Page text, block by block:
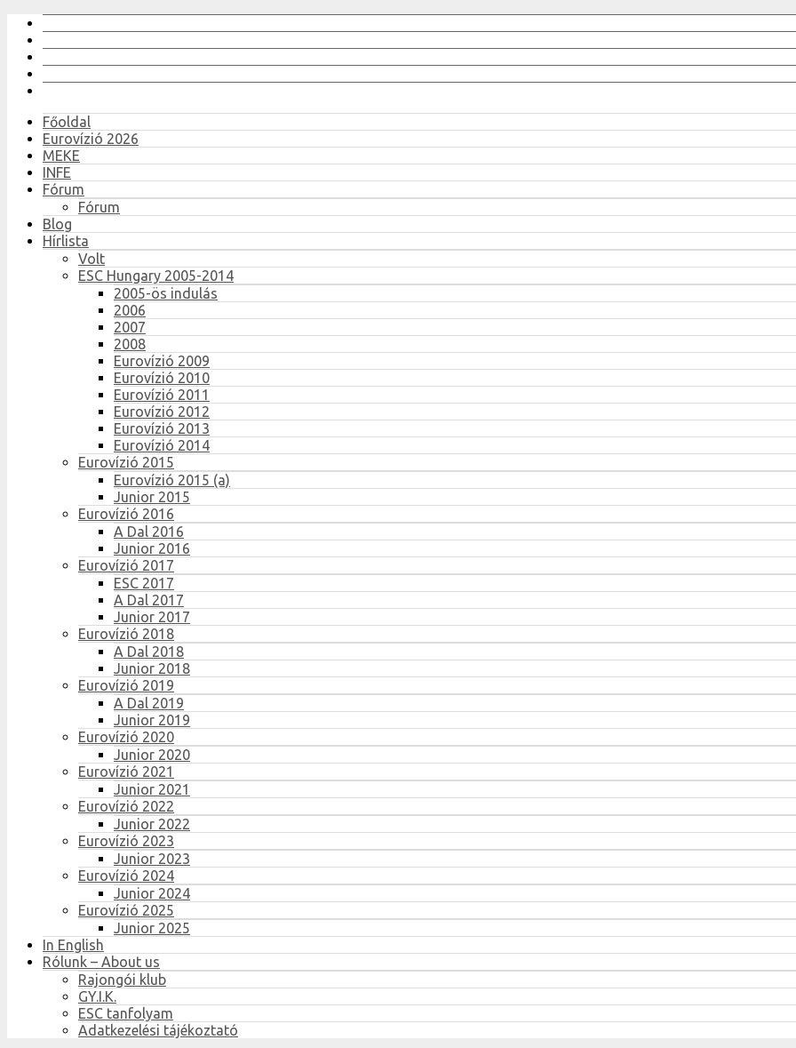
Főoldal
Eurovízió 2026
MEKE
INFE
Fórum
Fórum
Blog
Hírlista
Volt
ESC Hungary 2005-2014
2005-ös indulás
2006
2007
2008
Eurovízió 2009
Eurovízió 2010
Eurovízió 2011
Eurovízió 2012
Eurovízió 2013
Eurovízió 2014
Eurovízió 2015
Eurovízió 2015 (a)
Junior 2015
Eurovízió 2016
A Dal 2016
Junior 2016
Eurovízió 2017
ESC 2017
A Dal 2017
Junior 2017
Eurovízió 2018
A Dal 2018
Junior 2018
Eurovízió 2019
A Dal 2019
Junior 2019
Eurovízió 2020
Junior 2020
Eurovízió 2021
Junior 2021
Eurovízió 2022
Junior 2022
Eurovízió 2023
Junior 2023
Eurovízió 2024
Junior 2024
Eurovízió 2025
Junior 2025
In English
Rólunk – About us
Rajongói klub
GY.I.K.
ESC tanfolyam
Adatkezelési tájékoztató